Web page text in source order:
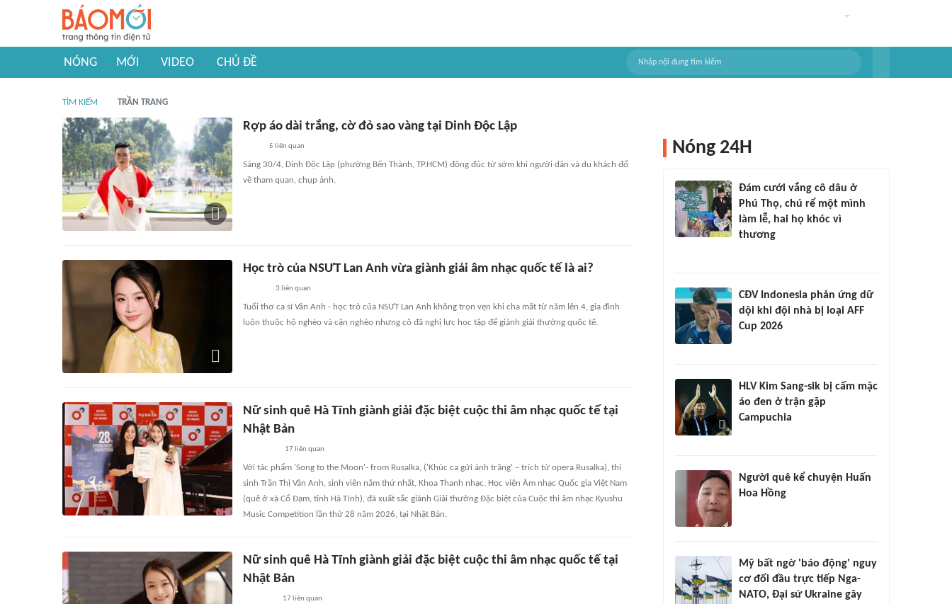
NÓNG MỚI VIDEO CHỦ ĐỀ
TÌM KIẾM TRẦN TRANG
Rợp áo dài trắng, cờ đỏ sao vàng tại Dinh Độc Lập
5 liên quan
Sáng 30/4, Dinh Độc Lập (phường Bến Thành, TP.HCM) đông đúc từ sớm khi người dân và du khách đổ
về tham quan, chụp ảnh.
Học trò của NSƯT Lan Anh vừa giành giải âm nhạc quốc tế là ai?
3 liên quan
Tuổi thơ ca sĩ Vân Anh - học trò của NSƯT Lan Anh không trọn vẹn khi cha mất từ năm lên 4, gia đình
luôn thuộc hộ nghèo và cận nghèo nhưng cô đã nghị lực học tập để giành giải thưởng quốc tế.
Nữ sinh quê Hà Tĩnh giành giải đặc biệt cuộc thi âm nhạc quốc tế tại
Nhật Bản
17 liên quan
Với tác phẩm 'Song to the Moon'- from Rusalka, ('Khúc ca gửi ánh trăng' – trích từ opera Rusalka), thí
sinh Trần Thị Vân Anh, sinh viên năm thứ nhất, Khoa Thanh nhạc, Học viện Âm nhạc Quốc gia Việt Nam
(quê ở xã Cổ Đạm, tỉnh Hà Tĩnh), đã xuất sắc giành Giải thưởng Đặc biệt của Cuộc thi âm nhạc Kyushu
Music Competition lần thứ 28 năm 2026, tại Nhật Bản.
Nữ sinh quê Hà Tĩnh giành giải đặc biệt cuộc thi âm nhạc quốc tế tại
Nhật Bản
17liên quan
Nóng 24H
Đám cưới vắng cô dâu ở
Phú Thọ, chú rể một mình
làm lễ, hai họ khóc vì
thương
CĐV Indonesia phản ứng dữ
dội khi đội nhà bị loại AFF
Cup 2026
HLV Kim Sang-sik bị cấm mặc
áo đen ở trận gặp
Campuchia
Người quê kể chuyện Huấn
Hoa Hồng
Mỹ bất ngờ 'báo động' nguy
cơ đối đầu trực tiếp Nga-
NATO, Đại sứ Ukraine gây